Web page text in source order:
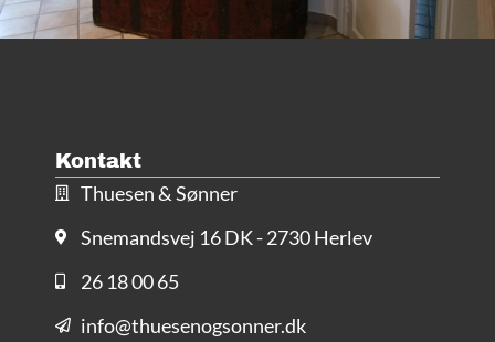
Kontakt
Thuesen & Sønner
Snemandsvej 16 DK - 2730 Herlev
26 18 00 65
info@thuesenogsonner.dk